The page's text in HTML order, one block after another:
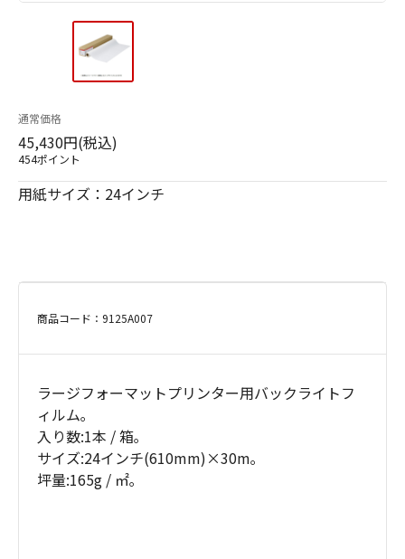
通常価格
45,430円(税込)
454ポイント
用紙サイズ：24インチ
商品コード：9125A007
ラージフォーマットプリンター用バックライトフ
ィルム｡
入り数:1本 / 箱｡
サイズ:24インチ(610mm)×30m｡
坪量:165g / ㎡｡